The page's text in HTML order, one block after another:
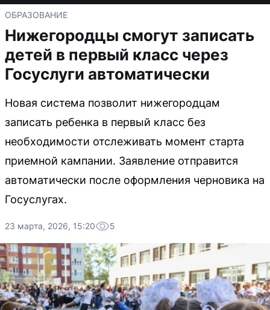
ОБРАЗОВАНИЕ
Нижегородцы смогут записать
детей в первый класс через
Госуслуги автоматически
Новая система позволит нижегородцам
записать ребенка в первый класс без
необходимости отслеживать момент старта
приемной кампании. Заявление отправится
автоматически после оформления черновика на
Госуслугах.
23 марта, 2026, 15:20 5